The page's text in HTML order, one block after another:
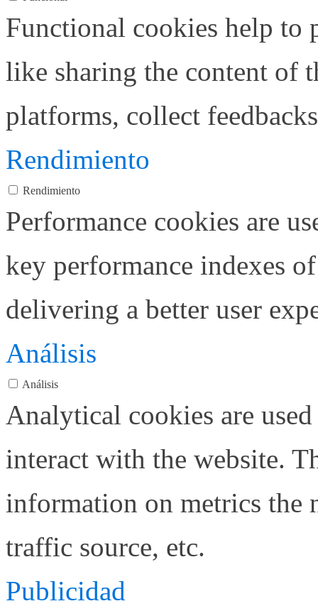
Functional cookies help to
like sharing the content of
platforms, collect
Rendimiento
Rendimiento
Performance cookies are
key performance indexes
delivering a better user
Análisis
Análisis
Analytical cookies are
interact with the website.
information on metrics the
traffic source, etc.
Publicidad